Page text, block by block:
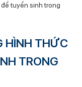
tuyển sinh trong
HÌNH THỨC
TRONG